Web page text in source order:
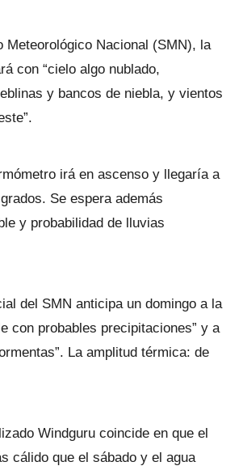
Meteorológico Nacional (SMN), la
con “cielo algo nublado,
y bancos de niebla, y vientos
irá en ascenso y llegaría a
Se espera además
y probabilidad de lluvias
del SMN anticipa un domingo a la
con probables precipitaciones” y a
La amplitud térmica: de
Windguru coincide en que el
cálido que el sábado y el agua